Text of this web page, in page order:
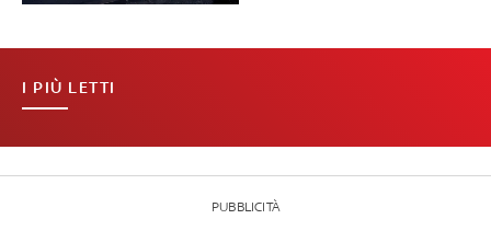
I PIÙ LETTI
PUBBLICITÀ